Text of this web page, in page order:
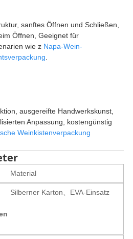
sanftes Öffnen und Schließen,
Öffnen, Geeignet für
wie z Napa-Wein-
ausgereifte Handwerkskunst,
Anpassung, kostengünstig
Weinkistenverpackung
Material
Silberner Karton、EVA-Einsatz